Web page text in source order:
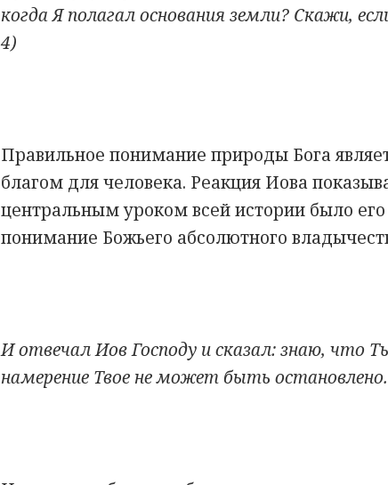
когда Я полагал основания земли? Скажи,
4)
Правильное понимание природы Бога
благом для человека. Реакция Иова
центральным уроком всей истории было его
понимание Божьего абсолютного
И отвечал Иов Господу и сказал: знаю, что
намерение Твое не может быть